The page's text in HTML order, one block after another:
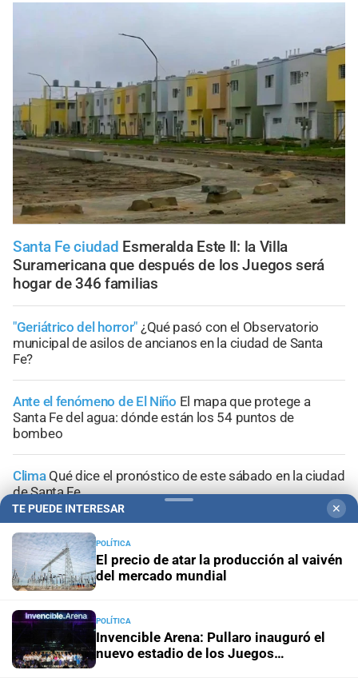
Santa Fe ciudad Esmeralda Este II: la Villa
Suramericana que después de los Juegos será
hogar de 346 familias
"Geriátrico del horror" ¿Qué pasó con el Observatorio
municipal de asilos de ancianos en la ciudad de Santa
Fe?
Ante el fenómeno de El Niño El mapa que protege a
Santa Fe del agua: dónde están los 54 puntos de
bombeo
Clima Qué dice el pronóstico de este sábado en la ciudad
de Santa Fe
Gestión de Riesgo
informativo que lanzó la ciudad de Santa Fe
+Sucesos
TE PUEDE INTERESAR ✕
POLÍTICA
El precio de atar la producción al vaivén
del mercado mundial
POLÍTICA
Invencible Arena: Pullaro inauguró el
nuevo estadio de los Juegos